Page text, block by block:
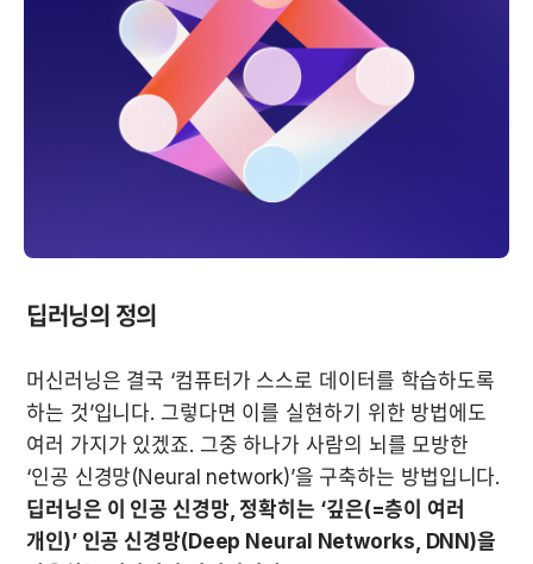
딥러닝의 정의
머신러닝은 결국 ‘컴퓨터가 스스로 데이터를 학습하도록
하는 것’입니다. 그렇다면 이를 실현하기 위한 방법에도
여러 가지가 있겠죠. 그중 하나가 사람의 뇌를 모방한
딥러닝은 이 인공 신경망, 정확히는 ‘깊은(=층이 여러
개인)’ 인공 신경망(Deep Neural Networks, DNN)을